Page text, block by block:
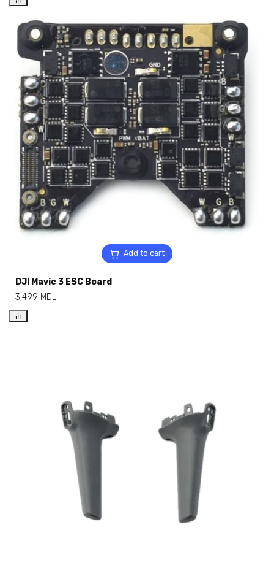
Add to cart
DJI Mavic 3 ESC Board
3,499 MDL